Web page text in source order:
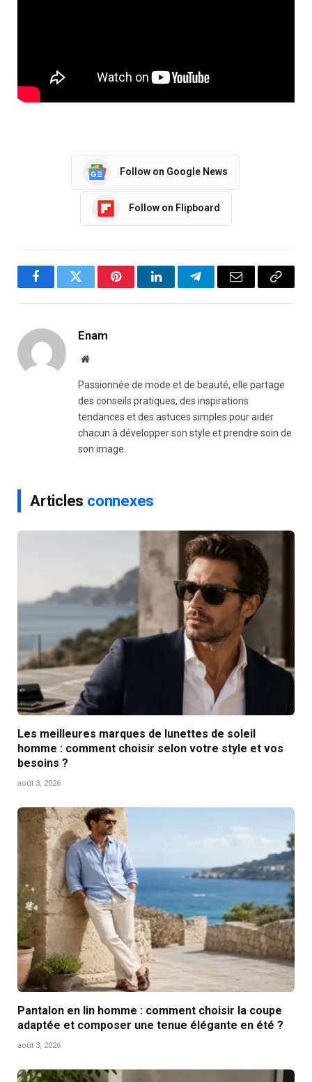
Follow on Google News
Follow on Flipboard
FacebookTwitter PinterestLinkedInTelegramEmail
Copy
Enam
Website
Passionnée de mode et de beauté, elle partage
des conseils pratiques, des inspirations
tendances et des astuces simples pour aider
chacun à développer son style et prendre soin de
son image.
Articles connexes
Les meilleures marques de lunettes de soleil
homme : comment choisir selon votre style et vos
besoins ?
août 3, 2026
Pantalon en lin homme : comment choisir la coupe
adaptée et composer une tenue élégante en été ?
août 3, 2026